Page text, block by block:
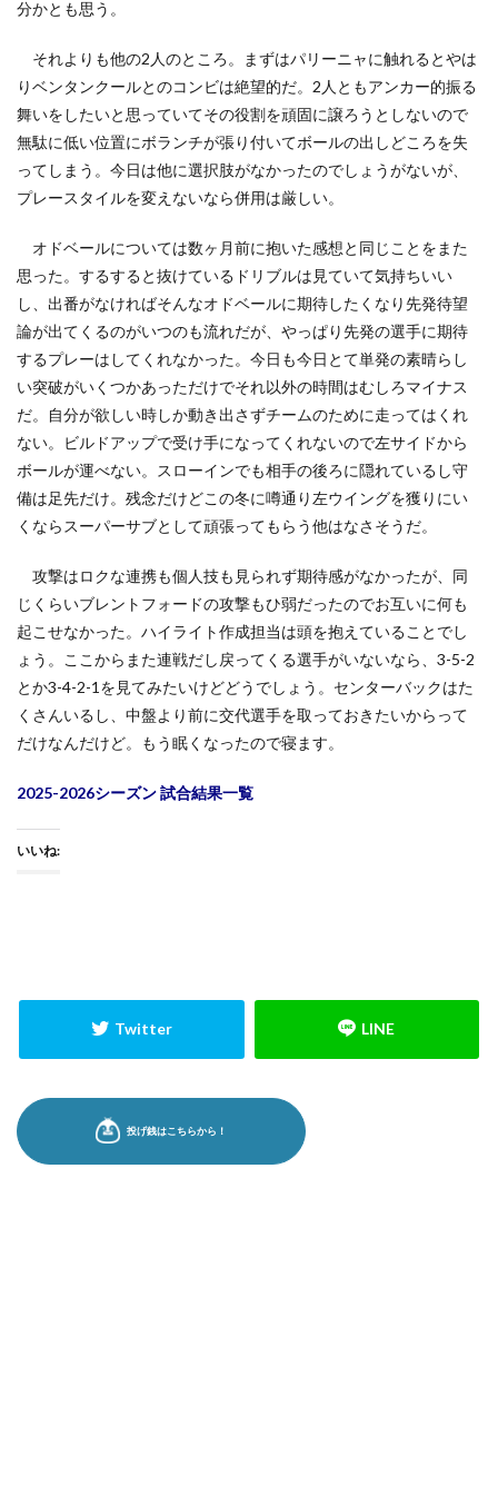
分かとも思う。
それよりも他の2人のところ。まずはパリーニャに触れるとやは
りベンタンクールとのコンビは絶望的だ。2人ともアンカー的振る
舞いをしたいと思っていてその役割を頑固に譲ろうとしないので
無駄に低い位置にボランチが張り付いてボールの出しどころを失
ってしまう。今日は他に選択肢がなかったのでしょうがないが、
プレースタイルを変えないなら併用は厳しい。
オドベールについては数ヶ月前に抱いた感想と同じことをまた
思った。するすると抜けているドリブルは見ていて気持ちいい
し、出番がなければそんなオドベールに期待したくなり先発待望
論が出てくるのがいつのも流れだが、やっぱり先発の選手に期待
するプレーはしてくれなかった。今日も今日とて単発の素晴らし
い突破がいくつかあっただけでそれ以外の時間はむしろマイナス
だ。自分が欲しい時しか動き出さずチームのために走ってはくれ
ない。ビルドアップで受け手になってくれないので左サイドから
ボールが運べない。スローインでも相手の後ろに隠れているし守
備は足先だけ。残念だけどこの冬に噂通り左ウイングを獲りにい
くならスーパーサブとして頑張ってもらう他はなさそうだ。
攻撃はロクな連携も個人技も見られず期待感がなかったが、同
じくらいブレントフォードの攻撃もひ弱だったのでお互いに何も
起こせなかった。ハイライト作成担当は頭を抱えていることでし
ょう。ここからまた連戦だし戻ってくる選手がいないなら、3-5-2
とか3-4-2-1を見てみたいけどどうでしょう。センターバックはた
くさんいるし、中盤より前に交代選手を取っておきたいからって
だけなんだけど。もう眠くなったので寝ます。
2025-2026シーズン 試合結果一覧
いいね: